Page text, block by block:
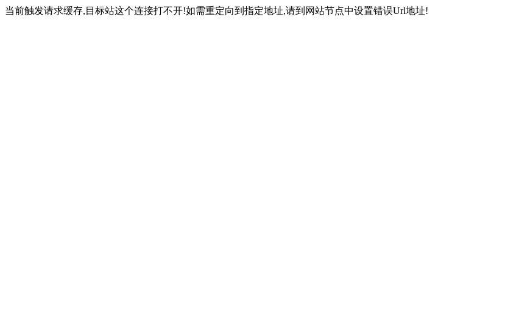
当前触发请求缓存,目标站这个连接打不开!如需重定向到指定地址,请到网站节点中设置错误Url地址!